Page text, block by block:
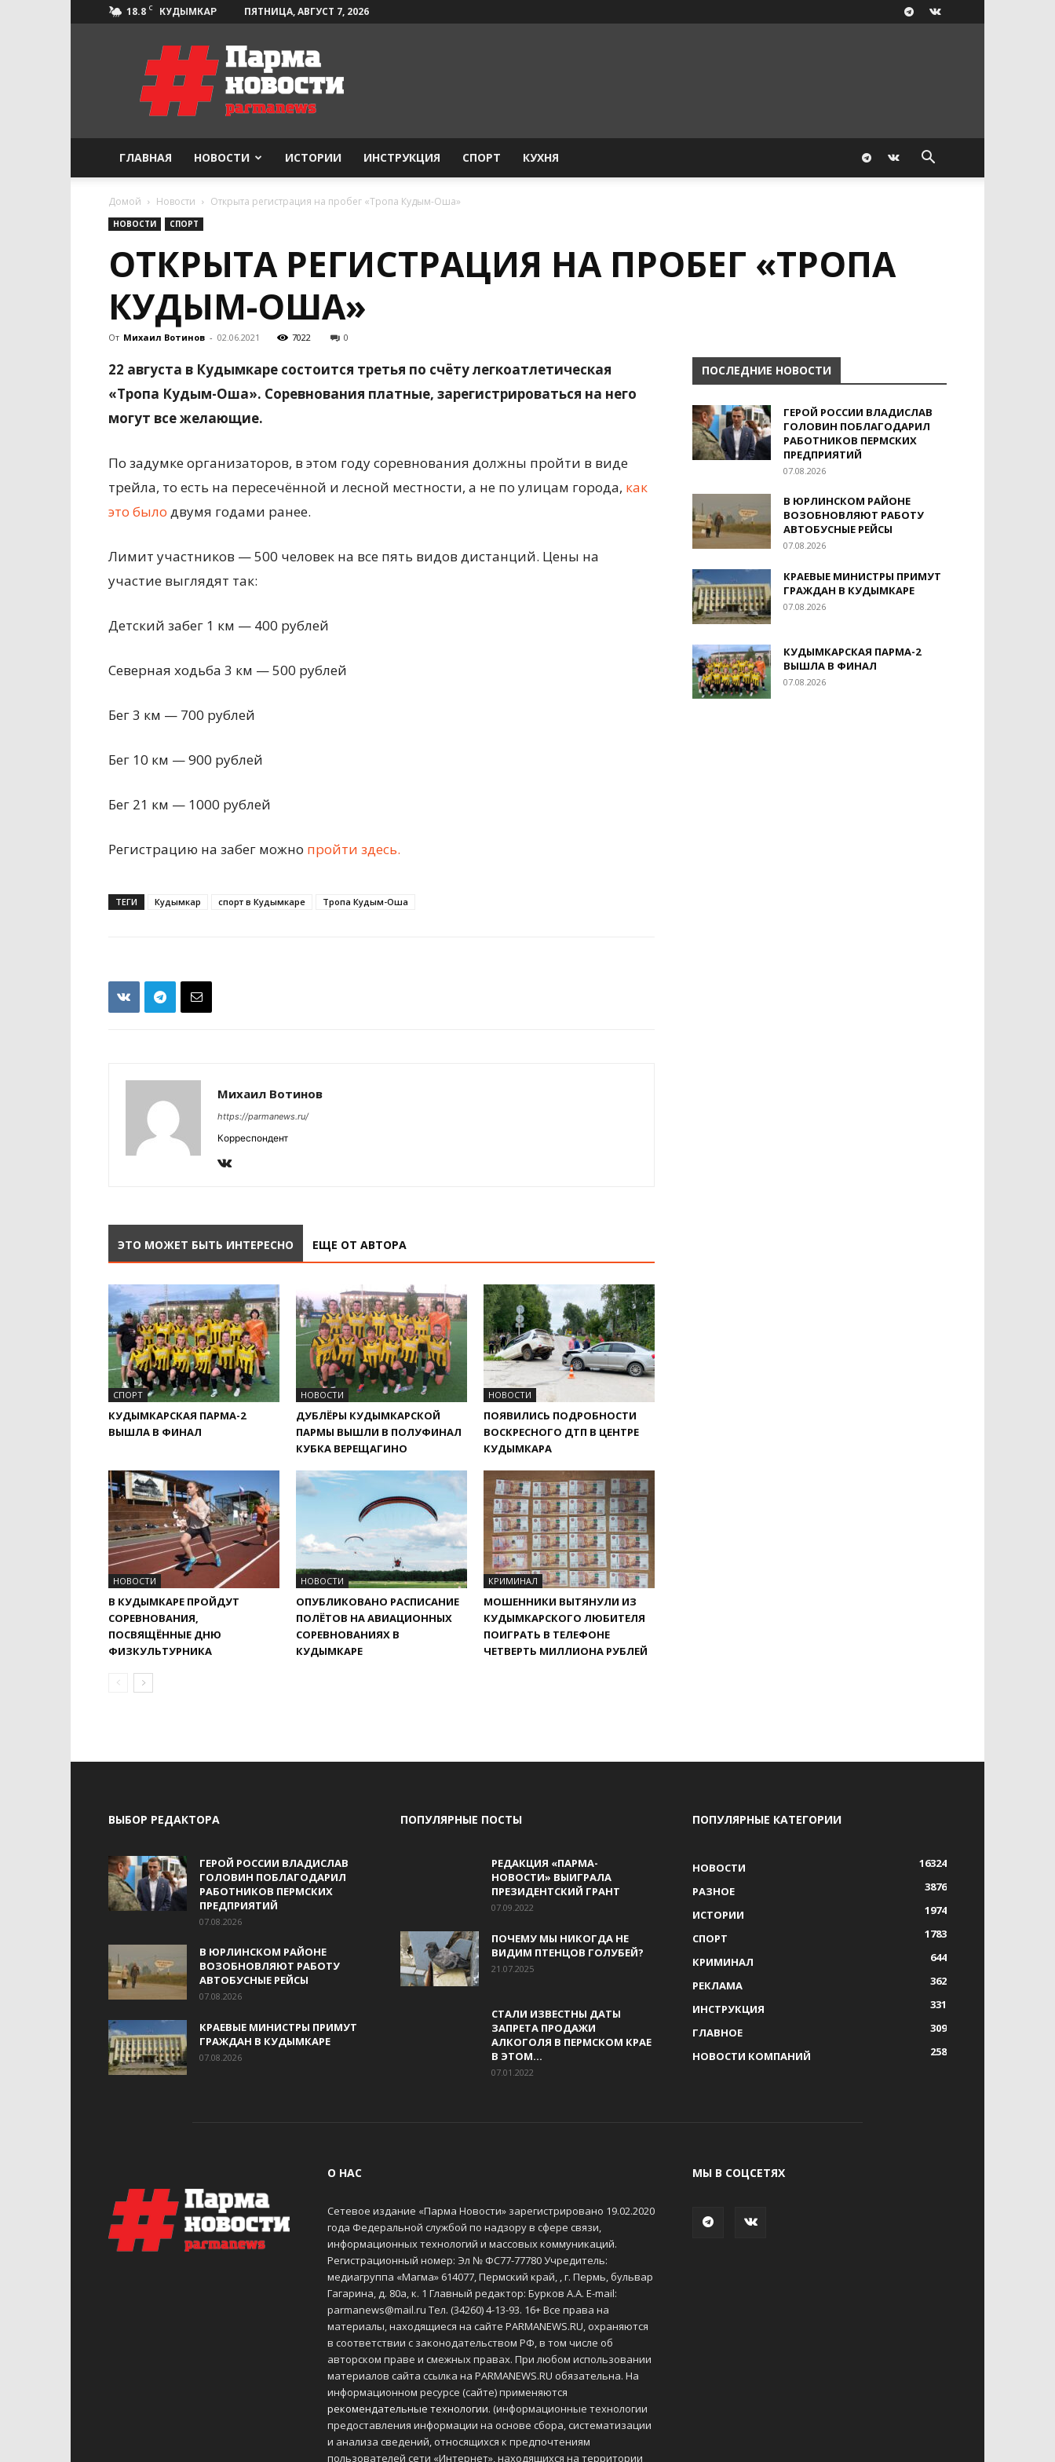
18.8 C КУДЫМКАР ПЯТНИЦА, АВГУСТ 7, 2026
Парма-
Новости
ГЛАВНАЯ НОВОСТИ ИСТОРИИ ИНСТРУКЦИЯ СПОРТ КУХНЯ
Домой Новости Открыта регистрация на пробег «Тропа Кудым-Оша»
НОВОСТИ СПОРТ
ОТКРЫТА РЕГИСТРАЦИЯ НА ПРОБЕГ «ТРОПА
КУДЫМ-ОША»
От Михаил Вотинов - 02.06.2021 7022 0
22 августа в Кудымкаре состоится третья по счёту легкоатлетическая
«Тропа Кудым-Оша». Соревнования платные, зарегистрироваться на него
могут все желающие.
По задумке организаторов, в этом году соревнования должны пройти в виде
трейла, то есть на пересечённой и лесной местности, а не по улицам города, как
это было двумя годами ранее.
Лимит участников — 500 человек на все пять видов дистанций. Цены на
участие выглядят так:
Детский забег 1 км — 400 рублей
Северная ходьба 3 км — 500 рублей
Бег 3 км — 700 рублей
Бег 10 км — 900 рублей
Бег 21 км — 1000 рублей
Регистрацию на забег можно пройти здесь.
ТЕГИ Кудымкар спорт в Кудымкаре Тропа Кудым-Оша
Михаил Вотинов
https://parmanews.ru/
Корреспондент
ЭТО МОЖЕТ БЫТЬ ИНТЕРЕСНО ЕЩЕ ОТ АВТОРА
СПОРТ
КУДЫМКАРСКАЯ ПАРМА-2
ВЫШЛА В ФИНАЛ
НОВОСТИ
ДУБЛЁРЫ КУДЫМКАРСКОЙ
ПАРМЫ ВЫШЛИ В ПОЛУФИНАЛ
КУБКА ВЕРЕЩАГИНО
НОВОСТИ
ПОЯВИЛИСЬ ПОДРОБНОСТИ
ВОСКРЕСНОГО ДТП В ЦЕНТРЕ
КУДЫМКАРА
НОВОСТИ
В КУДЫМКАРЕ ПРОЙДУТ
СОРЕВНОВАНИЯ,
ПОСВЯЩЁННЫЕ ДНЮ
ФИЗКУЛЬТУРНИКА
НОВОСТИ
ОПУБЛИКОВАНО РАСПИСАНИЕ
ПОЛЁТОВ НА АВИАЦИОННЫХ
СОРЕВНОВАНИЯХ В
КУДЫМКАРЕ
КРИМИНАЛ
МОШЕННИКИ ВЫТЯНУЛИ ИЗ
КУДЫМКАРСКОГО ЛЮБИТЕЛЯ
ПОИГРАТЬ В ТЕЛЕФОНЕ
ЧЕТВЕРТЬ МИЛЛИОНА РУБЛЕЙ
ПОСЛЕДНИЕ НОВОСТИ
ГЕРОЙ РОССИИ ВЛАДИСЛАВ
ГОЛОВИН ПОБЛАГОДАРИЛ
РАБОТНИКОВ ПЕРМСКИХ
ПРЕДПРИЯТИЙ
07.08.2026
В ЮРЛИНСКОМ РАЙОНЕ
ВОЗОБНОВЛЯЮТ РАБОТУ
АВТОБУСНЫЕ РЕЙСЫ
07.08.2026
КРАЕВЫЕ МИНИСТРЫ ПРИМУТ
ГРАЖДАН В КУДЫМКАРЕ
07.08.2026
КУДЫМКАРСКАЯ ПАРМА-2
ВЫШЛА В ФИНАЛ
07.08.2026
ВЫБОР РЕДАКТОРА
ГЕРОЙ РОССИИ ВЛАДИСЛАВ
ГОЛОВИН ПОБЛАГОДАРИЛ
РАБОТНИКОВ ПЕРМСКИХ
ПРЕДПРИЯТИЙ
07.08.2026
В ЮРЛИНСКОМ РАЙОНЕ
ВОЗОБНОВЛЯЮТ РАБОТУ
АВТОБУСНЫЕ РЕЙСЫ
07.08.2026
КРАЕВЫЕ МИНИСТРЫ ПРИМУТ
ГРАЖДАН В КУДЫМКАРЕ
07.08.2026
ПОПУЛЯРНЫЕ ПОСТЫ
РЕДАКЦИЯ «ПАРМА-
НОВОСТИ» ВЫИГРАЛА
ПРЕЗИДЕНТСКИЙ ГРАНТ
07.09.2022
ПОЧЕМУ МЫ НИКОГДА НЕ
ВИДИМ ПТЕНЦОВ ГОЛУБЕЙ?
21.07.2025
СТАЛИ ИЗВЕСТНЫ ДАТЫ
ЗАПРЕТА ПРОДАЖИ
АЛКОГОЛЯ В ПЕРМСКОМ КРАЕ
В ЭТОМ...
07.01.2022
ПОПУЛЯРНЫЕ КАТЕГОРИИ
НОВОСТИ
16324
РАЗНОЕ
3876
ИСТОРИИ
1974
СПОРТ
1783
КРИМИНАЛ
644
РЕКЛАМА
362
ИНСТРУКЦИЯ
331
ГЛАВНОЕ
309
НОВОСТИ КОМПАНИЙ
258
О НАС
Сетевое издание «Парма Новости» зарегистрировано 19.02.2020
года Федеральной службой по надзору в сфере связи,
информационных технологий и массовых коммуникаций.
Регистрационный номер: Эл № ФС77-77780 Учредитель:
медиагруппа «Магма» 614077, Пермский край, , г. Пермь, бульвар
Гагарина, д. 80а, к. 1 Главный редактор: Бурков А.А. E-mail:
parmanews@mail.ru Тел. (34260) 4-13-93. 16+ Все права на
материалы, находящиеся на сайте PARMANEWS.RU, охраняются
в соответствии с законодательством РФ, в том числе об
авторском праве и смежных правах. При любом использовании
материалов сайта ссылка на PARMANEWS.RU обязательна. На
информационном ресурсе (сайте) применяются
рекомендательные технологии. (информационные технологии
предоставления информации на основе сбора, систематизации
и анализа сведений, относящихся к предпочтениям
пользователей сети «Интернет», находящихся на территории
МЫ В СОЦСЕТЯХ